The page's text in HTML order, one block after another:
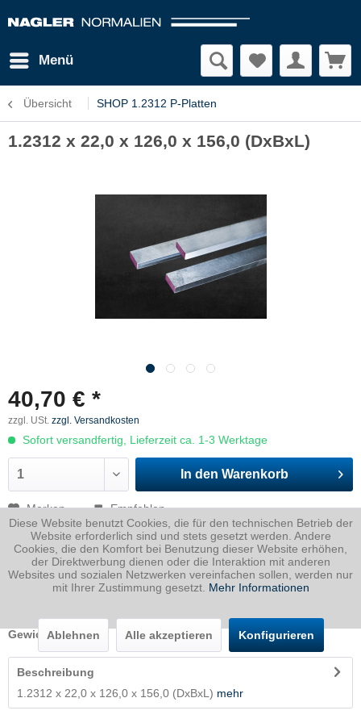
Menü
Übersicht SHOP 1.2312 P-Platten
1.2312 x 22,0 x 126,0 x 156,0 (DxBxL)
40,70 € *
zzgl. USt. zzgl. Versandkosten
Sofort versandfertig, Lieferzeit ca. 1-3 Werktage
In den Warenkorb
Merken Empfehlen
Artikel-Nr.: 2312022012600156P
Dicke
22 mm
126 mm
Gewicht 3.39Kg
Beschreibung
1.2312 x 22,0 x 126,0 x 156,0 (DxBxL) mehr
Diese Website benutzt Cookies, die für den technischen Betrieb der
Website erforderlich sind und stets gesetzt werden. Andere
Cookies, die den Komfort bei Benutzung dieser Website erhöhen,
der Direktwerbung dienen oder die Interaktion mit anderen
Websites und sozialen Netzwerken vereinfachen sollen, werden nur
mit Ihrer Zustimmung gesetzt. Mehr Informationen
Ablehnen Alle akzeptieren Konfigurieren